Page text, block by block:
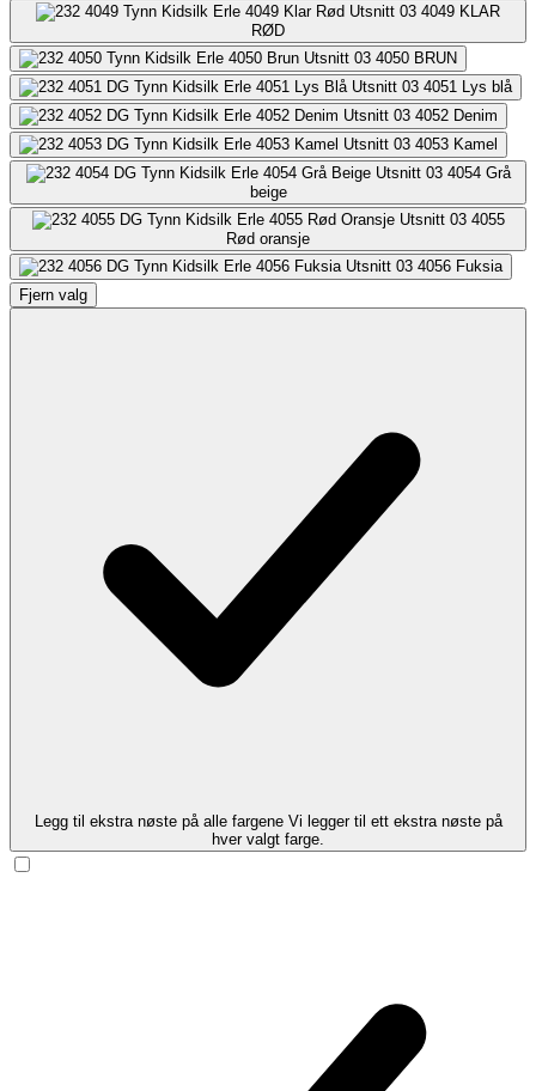
4049 KLAR
RØD
4050 BRUN
4051 Lys blå
4052 Denim
4053 Kamel
4054 Grå
beige
4055
Rød oransje
4056 Fuksia
Fjern valg
Legg til ekstra nøste på alle fargene Vi legger til ett ekstra nøste på
hver valgt farge.